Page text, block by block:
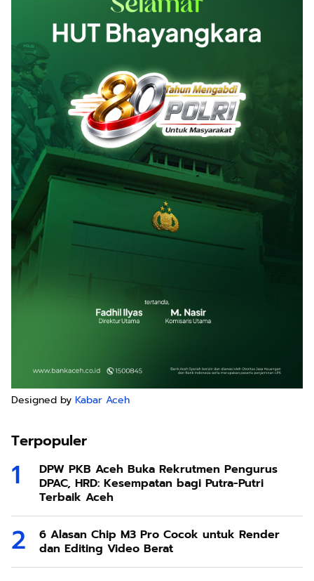
Designed by Kabar Aceh
Terpopuler
DPW PKB Aceh Buka Rekrutmen Pengurus
DPAC, HRD: Kesempatan bagi Putra-Putri
Terbaik Aceh
6 Alasan Chip M3 Pro Cocok untuk Render
dan Editing Video Berat